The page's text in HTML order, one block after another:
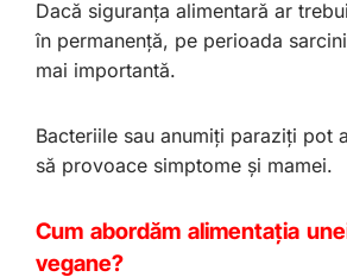
Dacă siguranța alimentară ar
în permanență, pe perioada
mai importantă.
Bacteriile sau anumiți paraziți pot
să provoace simptome și mamei.
Cum abordăm alimentația
vegane?